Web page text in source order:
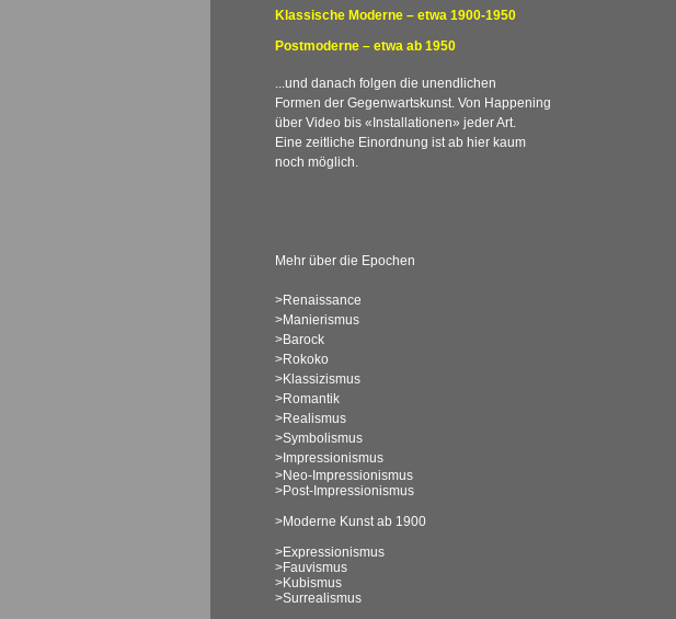
Klassische Moderne – etwa 1900-1950
Postmoderne – etwa ab 1950
...und danach folgen die unendlichen
Formen der Gegenwartskunst. Von Happening
über Video bis «Installationen» jeder Art.
Eine zeitliche Einordnung ist ab hier kaum
noch möglich.
Mehr über die Epochen
>Renaissance
>Manierismus
>Barock
>Rokoko
>Klassizismus
>Romantik
>Realismus
>Symbolismus
>Impressionismus
>Neo-Impressionismus
>Post-Impressionismus
>Moderne Kunst ab 1900
>Expressionismus
>Fauvismus
>Kubismus
>Surrealismus